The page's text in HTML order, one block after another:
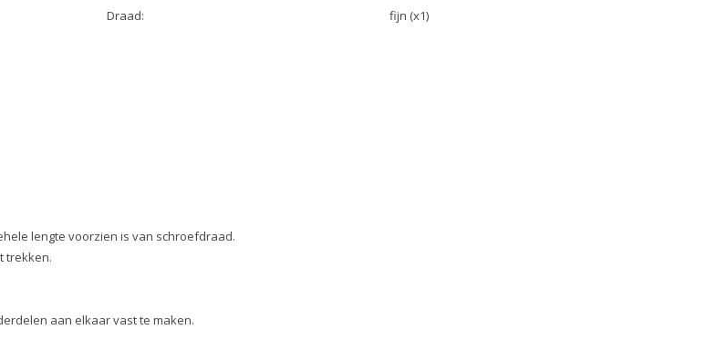
Draad:
fijn (x1)
lengte voorzien is van schroefdraad.
trekken.
aan elkaar vast te maken.